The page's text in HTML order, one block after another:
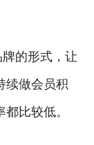
的形式，让
续做会员积
比较低。